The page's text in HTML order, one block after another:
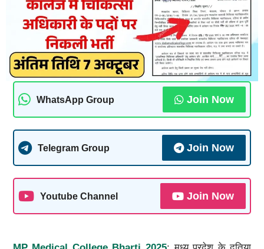
WhatsApp Group Join Now
Telegram Group Join Now
Youtube Channel Join Now